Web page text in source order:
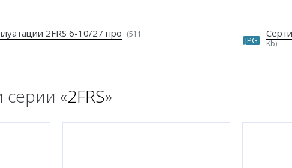
2FRS 6-10/27 нро (511
JPG
Kb)
серии «2FRS»